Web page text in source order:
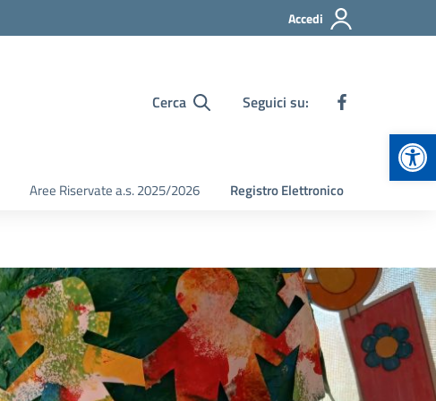
Accedi
Cerca Seguici su:
Aree Riservate a.s. 2025/2026 Registro Elettronico